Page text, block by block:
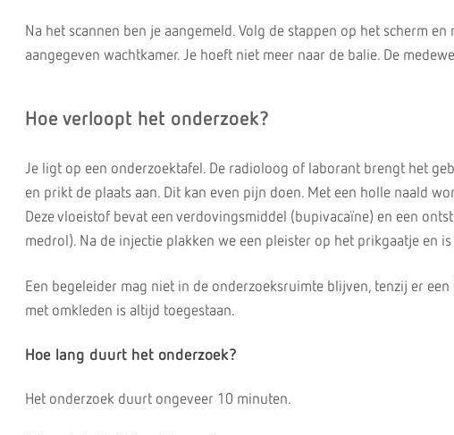
Na het scannen ben je aangemeld. Volg de stappen op het scherm en
aangegeven wachtkamer. Je hoeft niet meer naar de balie. De
Hoe verloopt het onderzoek?
Je ligt op een onderzoektafel. De radioloog of laborant brengt het
en prikt de plaats aan. Dit kan even pijn doen. Met een holle naald
Deze vloeistof bevat een verdovingsmiddel (bupivacaïne) en een
medrol). Na de injectie plakken we een pleister op het prikgaatje en
Een begeleider mag niet in de onderzoeksruimte blijven, tenzij er
met omkleden is altijd toegestaan.
Hoe lang duurt het onderzoek?
Het onderzoek duurt ongeveer 10 minuten.